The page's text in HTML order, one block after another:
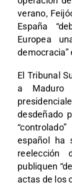
verano,
España
Europea
democracia”
El Tribunal
a Maduro
desdeñado
español ha
reelección
publiquen
actas de los